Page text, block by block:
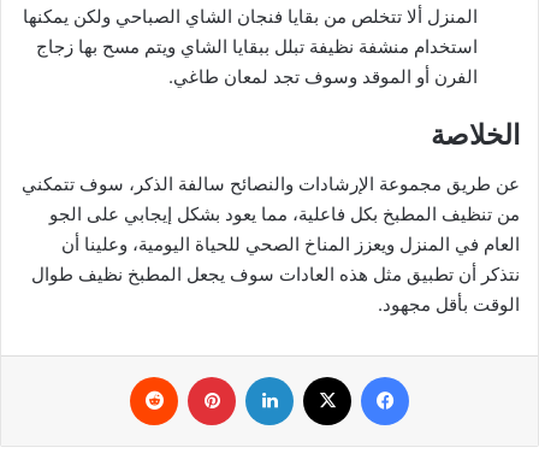
المنزل ألا تتخلص من بقايا فنجان الشاي الصباحي ولكن يمكنها
استخدام منشفة نظيفة تبلل ببقايا الشاي ويتم مسح بها زجاج
الفرن أو الموقد وسوف تجد لمعان طاغي.
الخلاصة
عن طريق مجموعة الإرشادات والنصائح سالفة الذكر، سوف تتمكني
من تنظيف المطبخ بكل فاعلية، مما يعود بشكل إيجابي على الجو
العام في المنزل ويعزز المناخ الصحي للحياة اليومية، وعلينا أن
نتذكر أن تطبيق مثل هذه العادات سوف يجعل المطبخ نظيف طوال
الوقت بأقل مجهود.